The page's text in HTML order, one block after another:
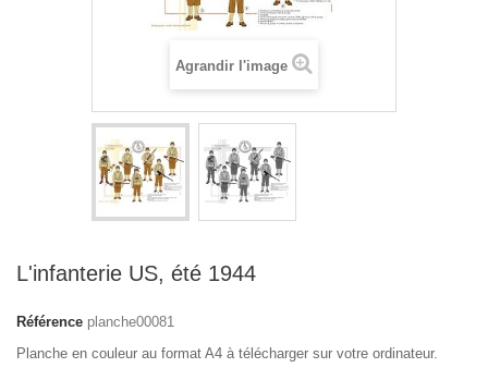
Agrandir l'image
L'infanterie US, été 1944
Référence planche00081
Planche en couleur au format A4 à télécharger sur votre ordinateur.